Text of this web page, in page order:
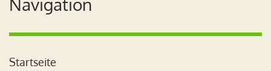
Startseite